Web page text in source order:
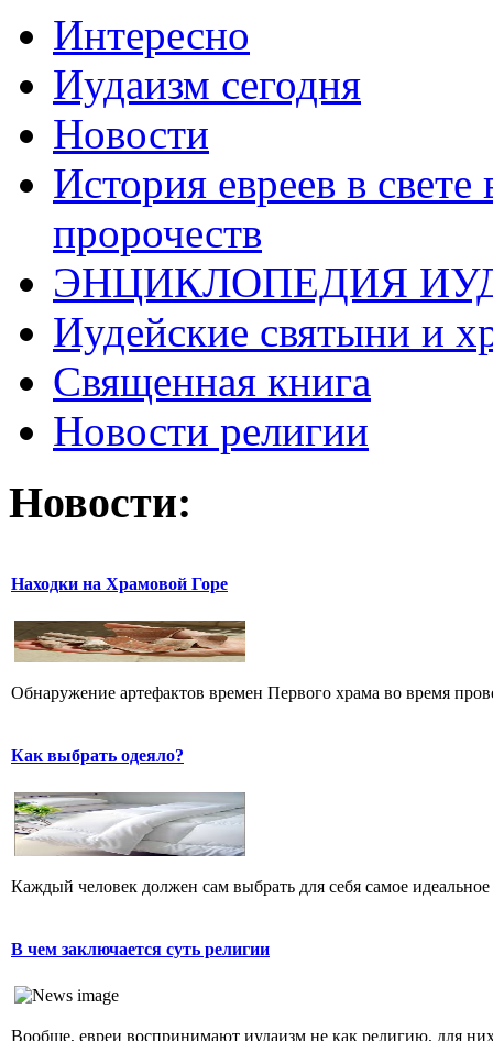
Интересно
Иудаизм сегодня
Новости
История евреев в
пророчеств
ЭНЦИКЛОПЕДИЯ
Иудейские святыни и
Священная книга
Новости религии
Новости:
Находки на Храмовой Горе
Обнаружение артефактов времен Первого храма во время
Как выбрать одеяло?
Каждый человек должен сам выбрать для себя самое
В чем заключается суть религии
Вообще, евреи воспринимают иудаизм не как религию, для